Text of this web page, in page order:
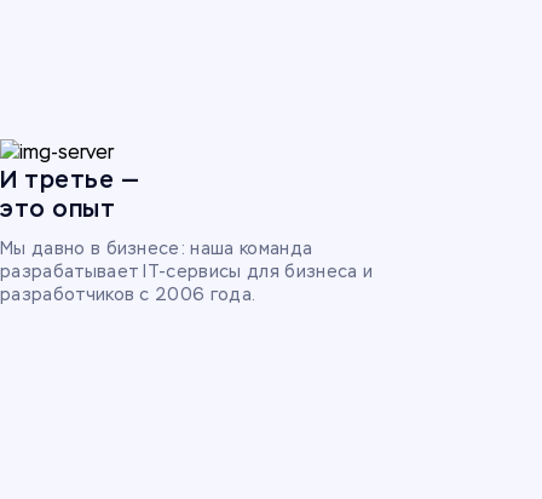
И третье —
это опыт
Мы давно в бизнесе: наша команда
разрабатывает IT-сервисы для бизнеса и
разработчиков с 2006 года.